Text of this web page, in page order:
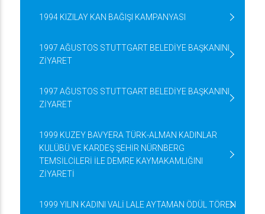
1994 KIZILAY KAN BAĞIŞI KAMPANYASI
1997 AĞUSTOS STUTTGART BELEDİYE BAŞKANINI
ZİYARET
1997 AĞUSTOS STUTTGART BELEDİYE BAŞKANINI
ZİYARET
1999 KUZEY BAVYERA TÜRK-ALMAN KADINLAR
KULÜBÜ VE KARDEŞ ŞEHİR NÜRNBERG
TEMSİLCİLERİ İLE DEMRE KAYMAKAMLIĞINI
ZİYARETİ
1999 YILIN KADINI VALİ LALE AYTAMAN ÖDÜL TÖREN